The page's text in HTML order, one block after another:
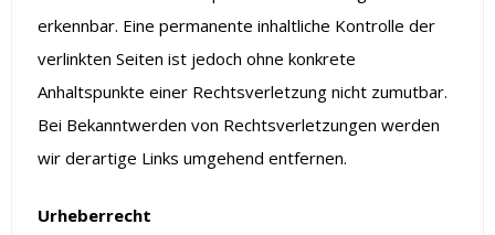
erkennbar. Eine permanente inhaltliche Kontrolle der
verlinkten Seiten ist jedoch ohne konkrete
Anhaltspunkte einer Rechtsverletzung nicht zumutbar.
Bei Bekanntwerden von Rechtsverletzungen werden
wir derartige Links umgehend entfernen.
Urheberrecht